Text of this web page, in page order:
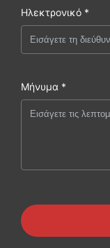
Ηλεκτρονικό *
Μήνυμα *